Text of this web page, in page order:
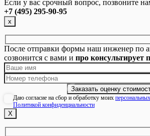
Если у вас срочный вопрос, позвоните
+7 (495) 295-90-95
х
После отправки формы наш инженер по
созвонится с вами и про консультирует
Даю согласие на сбор и обработку моих
Политикой конфиденциальности
Х